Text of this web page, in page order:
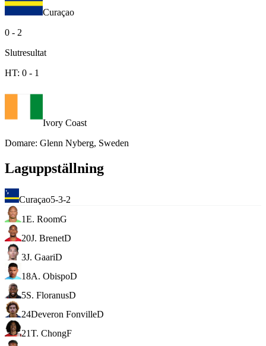
Curaçao
0 - 2
Slutresultat
HT: 0 - 1
Ivory Coast
Domare: Glenn Nyberg, Sweden
Laguppställning
Curaçao5-3-2
1E. RoomG
20J. BrenetD
3J. GaariD
18A. ObispoD
5S. FloranusD
24Deveron FonvilleD
21T. ChongF